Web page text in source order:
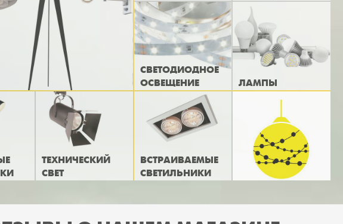
СВЕТОДИОДНОЕ
ОСВЕЩЕНИЕ
ЛАМПЫ
ТЕХНИЧЕСКИЙ
СВЕТ
ВСТРАИВАЕМЫЕ
СВЕТИЛЬНИКИ